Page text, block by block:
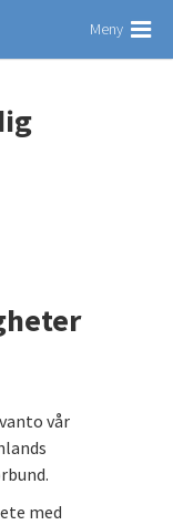
Meny
vår
med